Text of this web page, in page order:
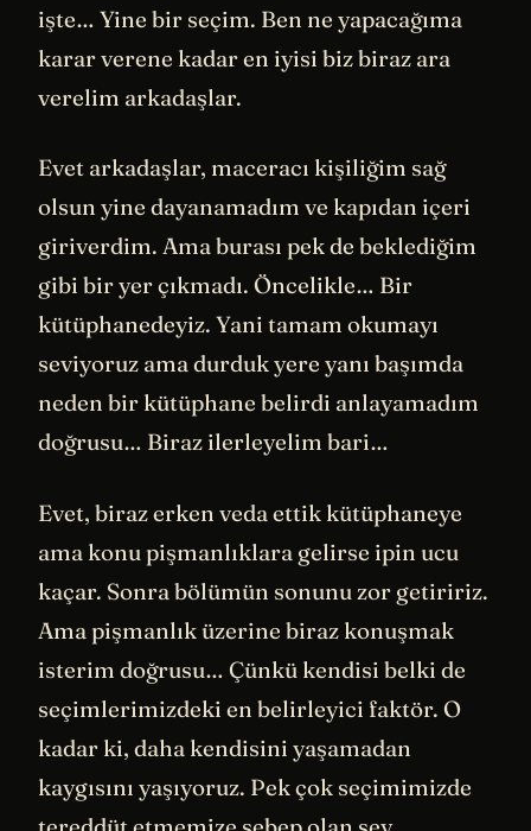
işte… Yine bir seçim. Ben ne yapacağıma
karar verene kadar en iyisi biz biraz ara
verelim arkadaşlar.
Evet arkadaşlar, maceracı kişiliğim sağ
olsun yine dayanamadım ve kapıdan içeri
giriverdim. Ama burası pek de beklediğim
gibi bir yer çıkmadı. Öncelikle… Bir
kütüphanedeyiz. Yani tamam okumayı
seviyoruz ama durduk yere yanı başımda
neden bir kütüphane belirdi anlayamadım
doğrusu… Biraz ilerleyelim bari…
Evet, biraz erken veda ettik kütüphaneye
ama konu pişmanlıklara gelirse ipin ucu
kaçar. Sonra bölümün sonunu zor getiririz.
Ama pişmanlık üzerine biraz konuşmak
isterim doğrusu… Çünkü kendisi belki de
seçimlerimizdeki en belirleyici faktör. O
kadar ki, daha kendisini yaşamadan
kaygısını yaşıyoruz. Pek çok seçimimizde